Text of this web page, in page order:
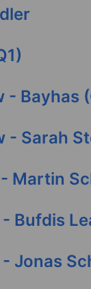
Bayhas
- Sarah
Martin
Bufdis
Jonas